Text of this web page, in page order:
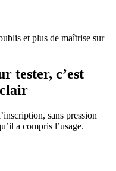
et plus de maîtrise sur
tester, c’est
sans pression
a compris l’usage.